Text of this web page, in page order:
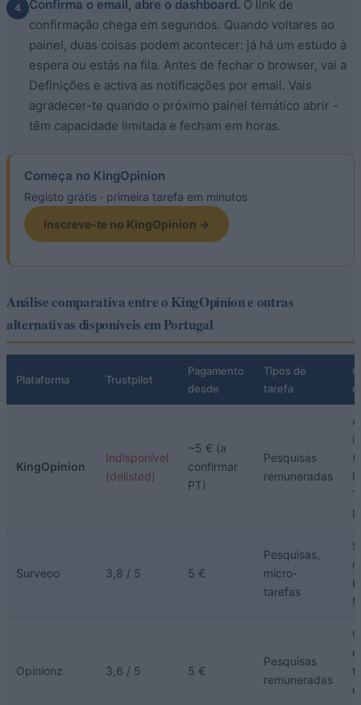
4 Confirma o email, abre o dashboard. O link de
confirmação chega em segundos. Quando voltares ao
painel, duas coisas podem acontecer: já há um estudo à
espera ou estás na fila. Antes de fechar o browser, vai a
Definições e activa as notificações por email. Vais
agradecer-te quando o próximo painel temático abrir -
têm capacidade limitada e fecham em horas.
Começa no KingOpinion
Registo grátis · primeira tarefa em minutos
Inscreve-te no KingOpinion →
Análise comparativa entre o KingOpinion e outras
alternativas disponíveis em Portugal
Plataforma Trustpilot
Pagamento
desde
Tipos de
tarefa
KingOpinion
Indisponível
(delisted)
~5 € (a
confirmar
PT)
Pesquisas
remuneradas
Surveoo 3,8 / 5 5 €
Pesquisas,
micro-
tarefas
Opinionz 3,6 / 5 5 €
Pesquisas
remuneradas